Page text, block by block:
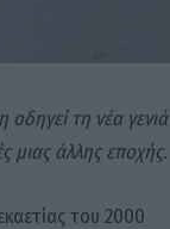
τη νέα γενιά
μιας άλλης εποχής.
του 2000